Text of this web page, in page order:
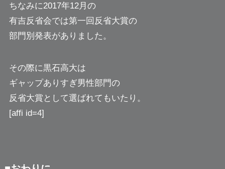
ちなみに2017年12月の
有吉反省会では第一回反省大賞の
部門別発表がありました。
その際に黒石高大は
ギャップありすぎ男性部門の
反省大賞として選ばれてもいたり。
[affi id=4]